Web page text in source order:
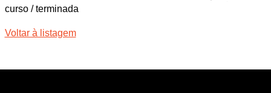
curso / terminada
Voltar à listagem